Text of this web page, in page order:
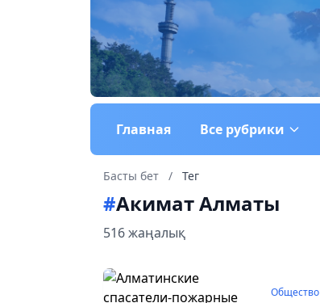
Главная Все рубрики
Басты бет / Тег
#Акимат Алматы
516 жаңалық
Общество